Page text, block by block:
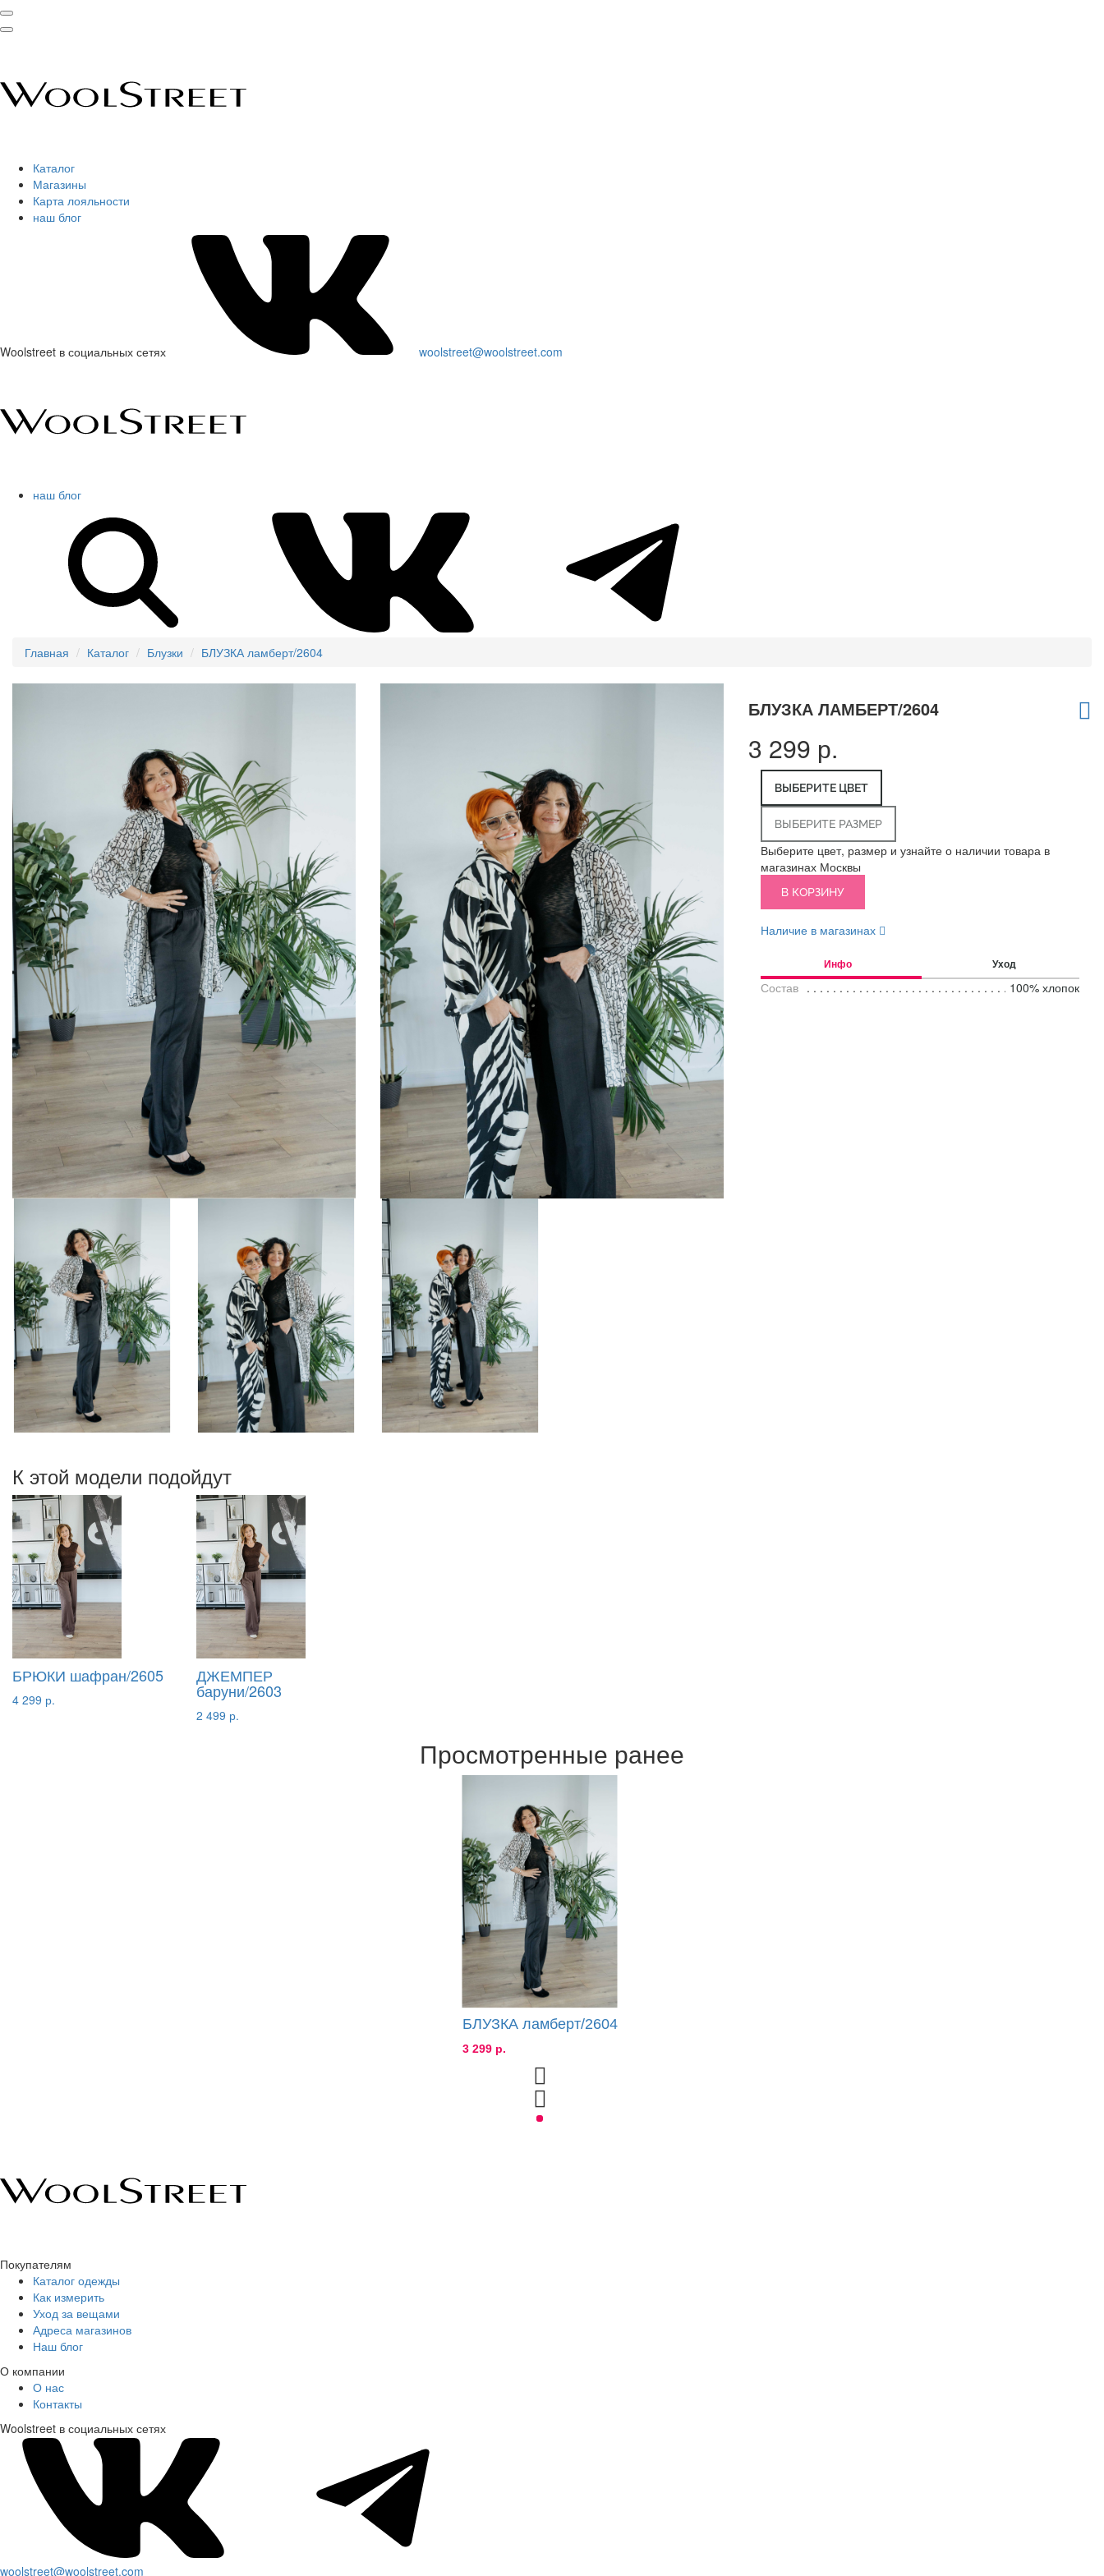
Каталог
Магазины
Карта лояльности
наш блог
Woolstreet в социальных сетях woolstreet@woolstreet.com
наш блог
Главная Каталог Блузки БЛУЗКА ламберт/2604
БЛУЗКА ЛАМБЕРТ/2604
3 299 р.
ВЫБЕРИТЕ ЦВЕТ
ВЫБЕРИТЕ РАЗМЕР
Выберите цвет, размер и узнайте о наличии товара в
магазинах Москвы
В КОРЗИНУ
Наличие в магазинах
Инфо Уход
Состав 100% хлопок
К этой модели подойдут
БРЮКИ шафран/2605
4 299 р.
ДЖЕМПЕР
баруни/2603
2 499 р.
Просмотренные ранее
БЛУЗКА ламберт/2604
3 299 р.
Покупателям
Каталог одежды
Как измерить
Уход за вещами
Адреса магазинов
Наш блог
О компании
О нас
Контакты
Woolstreet в социальных сетях
woolstreet@woolstreet.com